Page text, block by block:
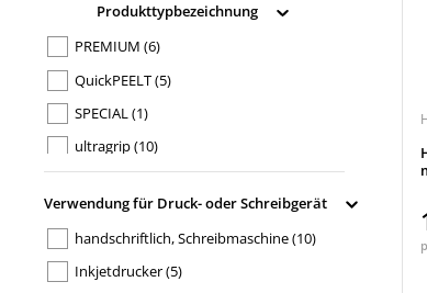
Produkttypbezeichnung
PREMIUM (6)
QuickPEELT(5)
SPECIAL(1)
ultragrip(10)
Verwendung für Druck- oder Schreibgerät
handschriftlich, Schreibmaschine(10)
Inkjetdrucker(5)